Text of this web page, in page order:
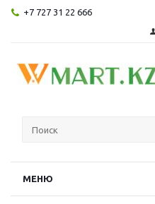
+7 727 31 22 666
МЕНЮ